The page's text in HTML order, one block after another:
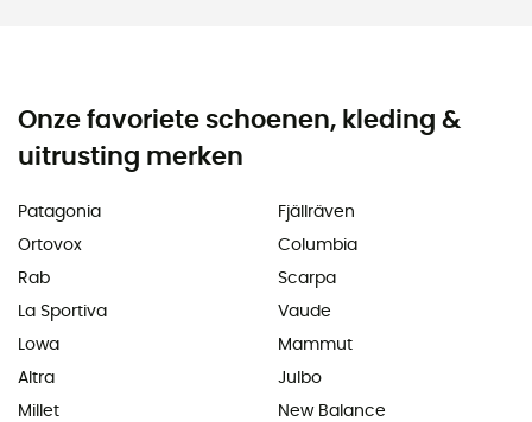
Onze favoriete schoenen, kleding &
uitrusting merken
Patagonia
Ortovox
Rab
La Sportiva
Lowa
Altra
Millet
Fjällräven
Columbia
Scarpa
Vaude
Mammut
Julbo
New Balance